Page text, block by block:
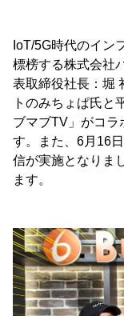
IoT/5G時代のイン
標榜する株式会社
表取締役社長：堀
トのみちょぱ氏と
ブマブTV」がコラ
す。また、6月16
信が実施となりま
ます。